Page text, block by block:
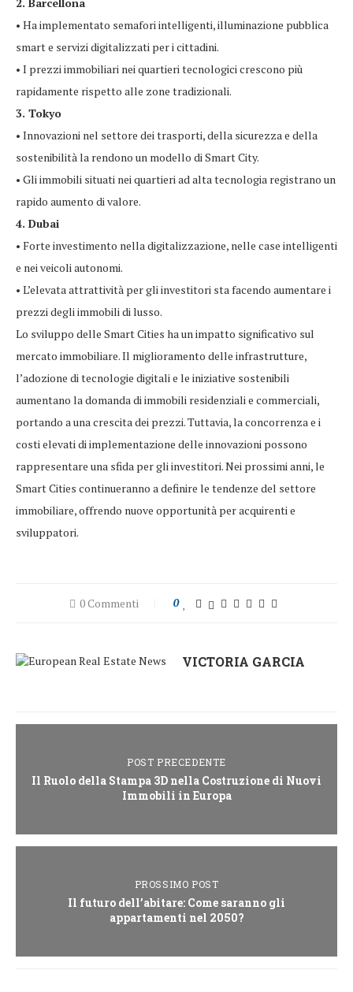
• Ha implementato semafori intelligenti, illuminazione pubblica
smart e servizi digitalizzati per i cittadini.
• I prezzi immobiliari nei quartieri tecnologici crescono più
rapidamente rispetto alle zone tradizionali.
3. Tokyo
• Innovazioni nel settore dei trasporti, della sicurezza e della
sostenibilità la rendono un modello di Smart City.
• Gli immobili situati nei quartieri ad alta tecnologia registrano un
rapido aumento di valore.
4. Dubai
• Forte investimento nella digitalizzazione, nelle case intelligenti
e nei veicoli autonomi.
• L’elevata attrattività per gli investitori sta facendo aumentare i
prezzi degli immobili di lusso.
Lo sviluppo delle Smart Cities ha un impatto significativo sul
mercato immobiliare. Il miglioramento delle infrastrutture,
l’adozione di tecnologie digitali e le iniziative sostenibili
aumentano la domanda di immobili residenziali e commerciali,
portando a una crescita dei prezzi. Tuttavia, la concorrenza e i
costi elevati di implementazione delle innovazioni possono
rappresentare una sfida per gli investitori. Nei prossimi anni, le
Smart Cities continueranno a definire le tendenze del settore
immobiliare, offrendo nuove opportunità per acquirenti e
sviluppatori.
0 Commenti 0
VICTORIA GARCIA
POST PRECEDENTE
Il Ruolo della Stampa 3D nella Costruzione di Nuovi
Immobili in Europa
PROSSIMO POST
Il futuro dell’abitare: Come saranno gli
appartamenti nel 2050?